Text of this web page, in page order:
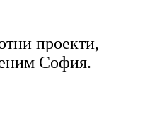
проекти,
София.